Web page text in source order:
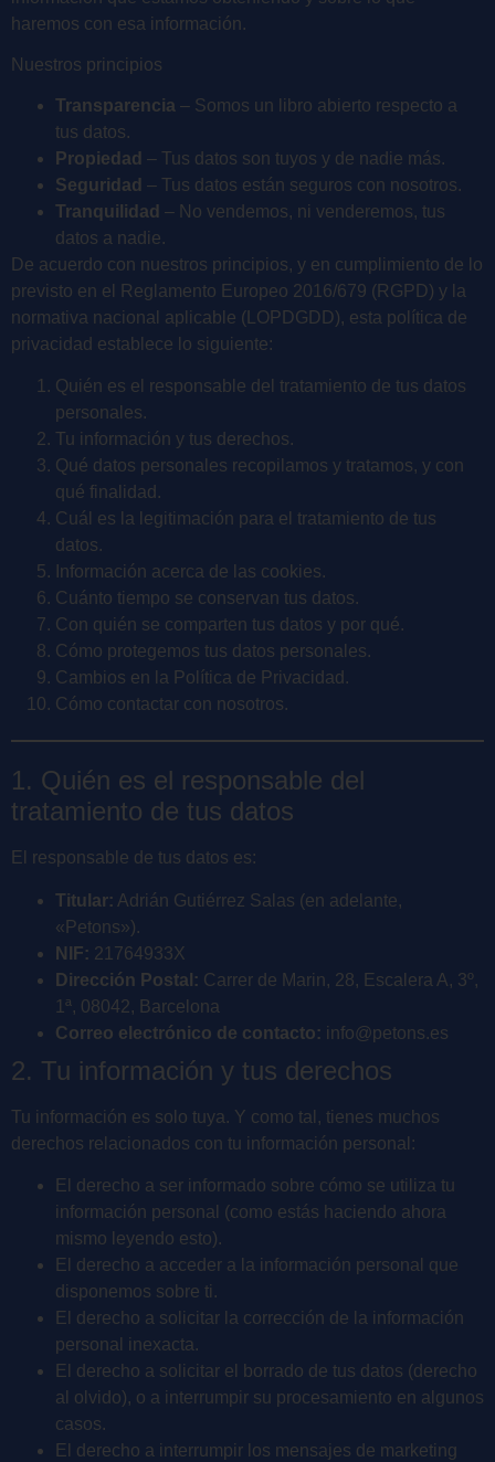
haremos con esa información.
Nuestros principios
Transparencia – Somos un libro abierto respecto a
tus datos.
Propiedad – Tus datos son tuyos y de nadie más.
Seguridad – Tus datos están seguros con nosotros.
Tranquilidad – No vendemos, ni venderemos, tus
datos a nadie.
De acuerdo con nuestros principios, y en cumplimiento de lo
previsto en el Reglamento Europeo 2016/679 (RGPD) y la
normativa nacional aplicable (LOPDGDD), esta política de
privacidad establece lo siguiente:
Quién es el responsable del tratamiento de tus datos
personales.
Tu información y tus derechos.
Qué datos personales recopilamos y tratamos, y con
qué finalidad.
Cuál es la legitimación para el tratamiento de tus
datos.
Información acerca de las cookies.
Cuánto tiempo se conservan tus datos.
Con quién se comparten tus datos y por qué.
Cómo protegemos tus datos personales.
Cambios en la Política de Privacidad.
Cómo contactar con nosotros.
1. Quién es el responsable del
tratamiento de tus datos
El responsable de tus datos es:
Titular: Adrián Gutiérrez Salas (en adelante,
«Petons»).
NIF: 21764933X
Dirección Postal: Carrer de Marin, 28, Escalera A, 3º,
1ª, 08042, Barcelona
Correo electrónico de contacto: info@petons.es
2. Tu información y tus derechos
Tu información es solo tuya. Y como tal, tienes muchos
derechos relacionados con tu información personal:
El derecho a ser informado sobre cómo se utiliza tu
información personal (como estás haciendo ahora
mismo leyendo esto).
El derecho a acceder a la información personal que
disponemos sobre ti.
El derecho a solicitar la corrección de la información
personal inexacta.
El derecho a solicitar el borrado de tus datos (derecho
al olvido), o a interrumpir su procesamiento en algunos
casos.
El derecho a interrumpir los mensajes de marketing